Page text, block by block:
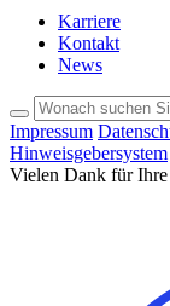
Karriere
Kontakt
News
Impressum
Hinweisgebersystem
Vielen Dank für